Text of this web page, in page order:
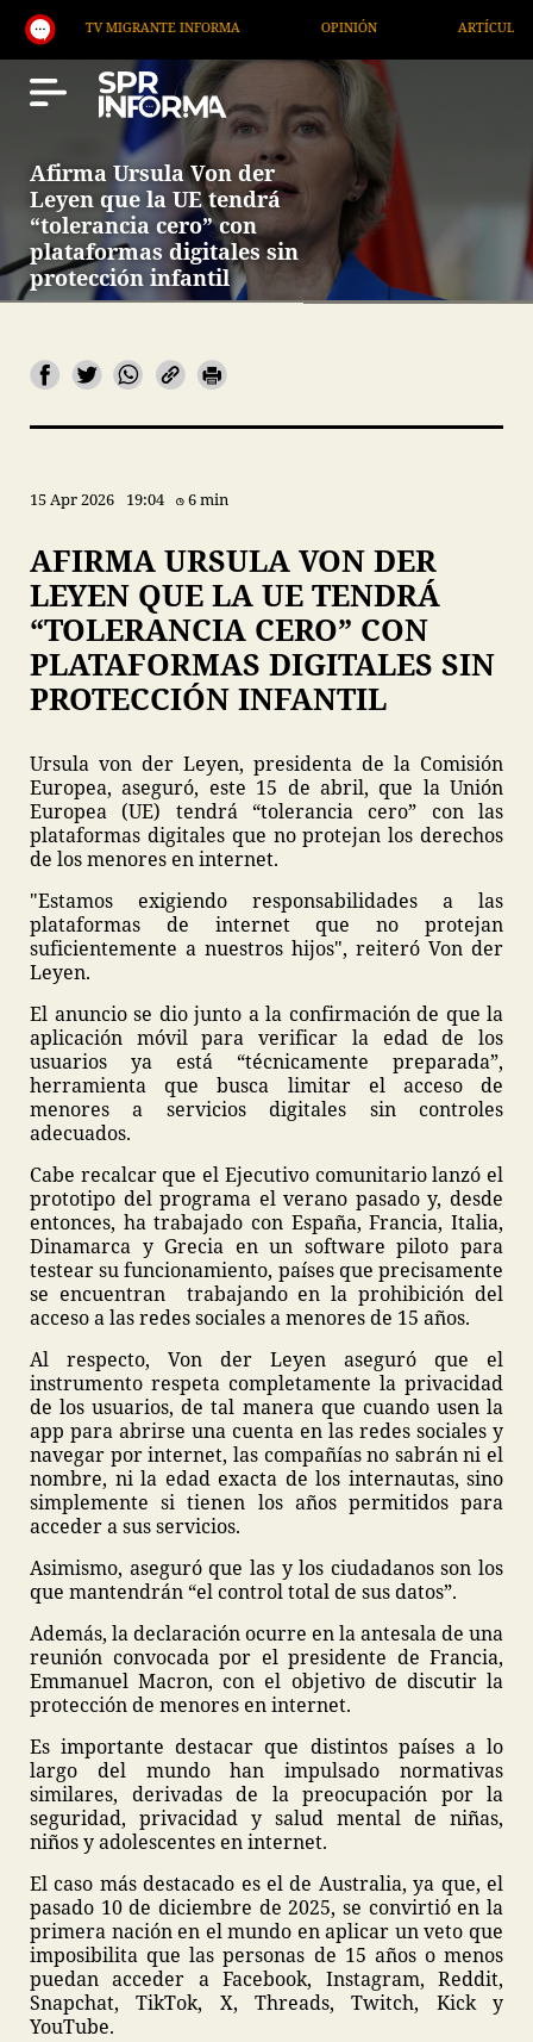
TV MIGRANTE INFORMA OPINIÓN ARTÍCULOS
Afirma Ursula Von der
Leyen que la UE tendrá
“tolerancia cero” con
plataformas digitales sin
protección infantil
15 Apr 2026 19:04 6 min
AFIRMA URSULA VON DER
LEYEN QUE LA UE TENDRÁ
“TOLERANCIA CERO” CON
PLATAFORMAS DIGITALES SIN
PROTECCIÓN INFANTIL
Ursula von der Leyen, presidenta de la Comisión
Europea, aseguró, este 15 de abril, que la Unión
Europea (UE) tendrá “tolerancia cero” con las
plataformas digitales que no protejan los derechos
de los menores en internet.
"Estamos exigiendo responsabilidades a las
plataformas de internet que no protejan
suficientemente a nuestros hijos", reiteró Von der
Leyen.
El anuncio se dio junto a la confirmación de que la
aplicación móvil para verificar la edad de los
usuarios ya está “técnicamente preparada”,
herramienta que busca limitar el acceso de
menores a servicios digitales sin controles
adecuados.
Cabe recalcar que el Ejecutivo comunitario lanzó el
prototipo del programa el verano pasado y, desde
entonces, ha trabajado con España, Francia, Italia,
Dinamarca y Grecia en un software piloto para
testear su funcionamiento, países que precisamente
se encuentran trabajando en la prohibición del
acceso a las redes sociales a menores de 15 años.
Al respecto, Von der Leyen aseguró que el
instrumento respeta completamente la privacidad
de los usuarios, de tal manera que cuando usen la
app para abrirse una cuenta en las redes sociales y
navegar por internet, las compañías no sabrán ni el
nombre, ni la edad exacta de los internautas, sino
simplemente si tienen los años permitidos para
acceder a sus servicios.
Asimismo, aseguró que las y los ciudadanos son los
que mantendrán “el control total de sus datos”.
Además, la declaración ocurre en la antesala de una
reunión convocada por el presidente de Francia,
Emmanuel Macron, con el objetivo de discutir la
protección de menores en internet.
Es importante destacar que distintos países a lo
largo del mundo han impulsado normativas
similares, derivadas de la preocupación por la
seguridad, privacidad y salud mental de niñas,
niños y adolescentes en internet.
El caso más destacado es el de Australia, ya que, el
pasado 10 de diciembre de 2025, se convirtió en la
primera nación en el mundo en aplicar un veto que
imposibilita que las personas de 15 años o menos
puedan acceder a Facebook, Instagram, Reddit,
Snapchat, TikTok, X, Threads, Twitch, Kick y
YouTube.